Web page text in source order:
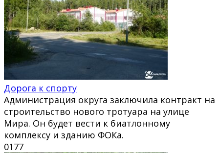
Дорога к спорту
Администрация округа заключила контракт на
строительство нового тротуара на улице
Мира. Он будет вести к биатлонному
комплексу и зданию ФОКа.
0177